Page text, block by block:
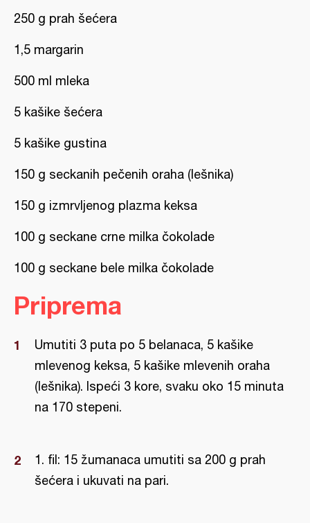
250 g prah šećera
1,5 margarin
500 ml mleka
5 kašike šećera
5 kašike gustina
150 g seckanih pečenih oraha (lešnika)
150 g izmrvljenog plazma keksa
100 g seckane crne milka čokolade
100 g seckane bele milka čokolade
Priprema
Umutiti 3 puta po 5 belanaca, 5 kašike
mlevenog keksa, 5 kašike mlevenih oraha
(lešnika). Ispeći 3 kore, svaku oko 15 minuta
na 170 stepeni.
1. fil: 15 žumanaca umutiti sa 200 g prah
šećera i ukuvati na pari.